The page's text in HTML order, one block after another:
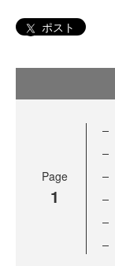
ポスト
Page
1